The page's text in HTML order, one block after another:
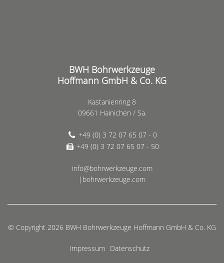
BWH Bohrwerkzeuge
Hoffmann GmbH & Co. KG
Kastanienring 8
09661 Hainichen / Sa.
+49 (0) 3 72 07 65 07 - 0
+49 (0) 3 72 07 65 07 - 50
info@bohrwerkzeuge.com
|bohrwerkzeuge.com
© Copyright 2026 BWH Bohrwerkzeuge Hoffmann GmbH & Co. KG
Impressum Datenschutz